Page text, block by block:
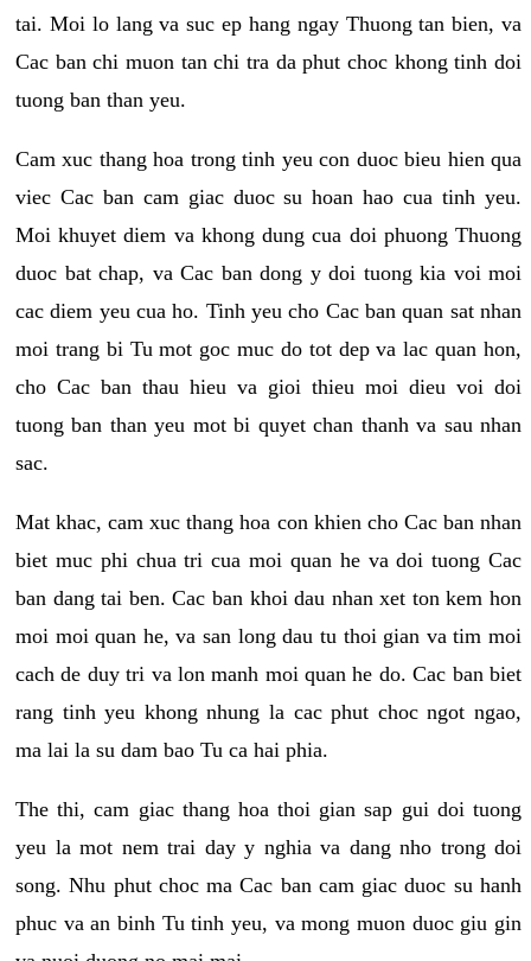
tai. Moi lo lang va suc ep hang ngay Thuong tan bien, va
Cac ban chi muon tan chi tra da phut choc khong tinh doi
tuong ban than yeu.
Cam xuc thang hoa trong tinh yeu con duoc bieu hien qua
viec Cac ban cam giac duoc su hoan hao cua tinh yeu.
Moi khuyet diem va khong dung cua doi phuong Thuong
duoc bat chap, va Cac ban dong y doi tuong kia voi moi
cac diem yeu cua ho. Tinh yeu cho Cac ban quan sat nhan
moi trang bi Tu mot goc muc do tot dep va lac quan hon,
cho Cac ban thau hieu va gioi thieu moi dieu voi doi
tuong ban than yeu mot bi quyet chan thanh va sau nhan
sac.
Mat khac, cam xuc thang hoa con khien cho Cac ban nhan
biet muc phi chua tri cua moi quan he va doi tuong Cac
ban dang tai ben. Cac ban khoi dau nhan xet ton kem hon
moi moi quan he, va san long dau tu thoi gian va tim moi
cach de duy tri va lon manh moi quan he do. Cac ban biet
rang tinh yeu khong nhung la cac phut choc ngot ngao,
ma lai la su dam bao Tu ca hai phia.
The thi, cam giac thang hoa thoi gian sap gui doi tuong
yeu la mot nem trai day y nghia va dang nho trong doi
song. Nhu phut choc ma Cac ban cam giac duoc su hanh
phuc va an binh Tu tinh yeu, va mong muon duoc giu gin